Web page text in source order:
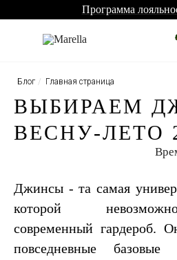
Бесплатная
Главная страница
Блог
ВЫБИРАЕМ
ВЕСНУ-ЛЕТО
Джинсы - та самая
которой
современный гардероб.
повседневные